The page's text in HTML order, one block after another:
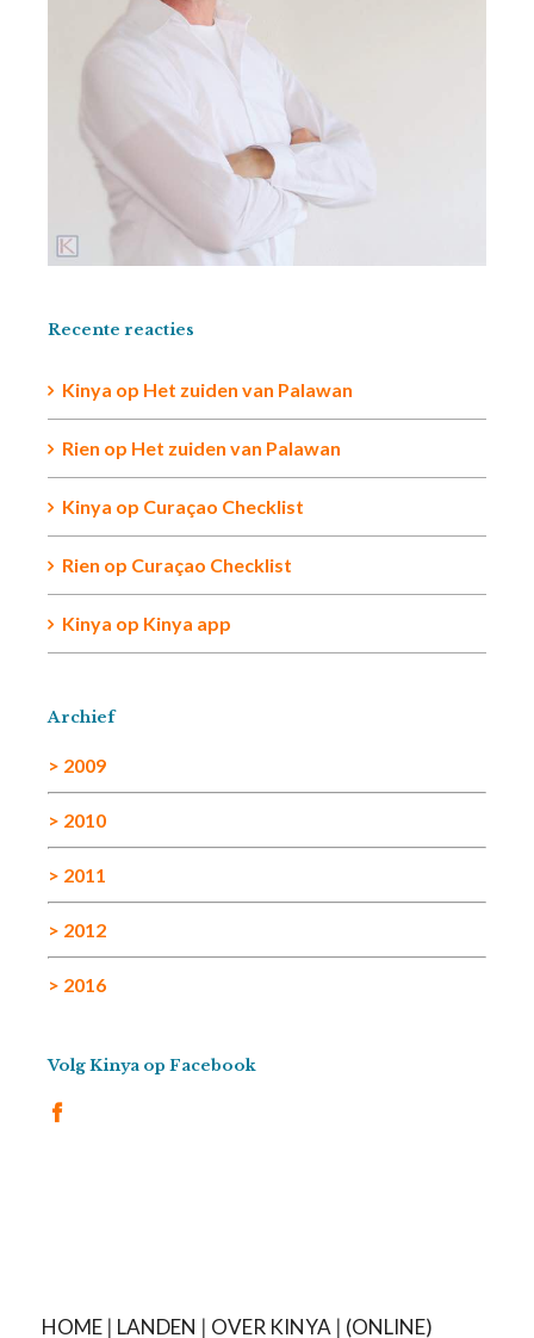
Recente reacties
Kinya op Het zuiden van Palawan
Rien op Het zuiden van Palawan
Kinya op Curaçao Checklist
Rien op Curaçao Checklist
Kinya op Kinya app
Archief
> 2009
> 2010
> 2011
> 2012
> 2016
Volg Kinya op Facebook
HOME| LANDEN | OVER KINYA | (ONLINE)